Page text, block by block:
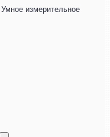
измерительное